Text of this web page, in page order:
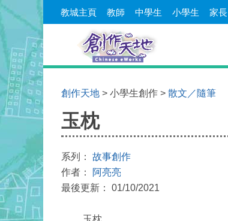
教城主頁 教師 中學生 小學生 家長
創作天地 > 小學生創作 > 散文／隨筆
玉枕
系列： 故事創作
作者：
阿亮亮
最後更新： 01/10/2021